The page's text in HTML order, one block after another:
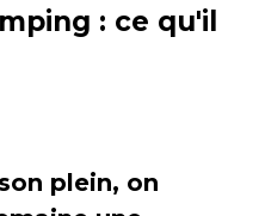
: ce qu'il
plein, on